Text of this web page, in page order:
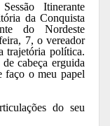
Itinerante
da Conquista
do Nordeste
7, o vereador
trajetória política.
cabeça erguida
faço o meu papel
do seu